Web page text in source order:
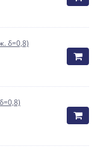
δ=0,8)